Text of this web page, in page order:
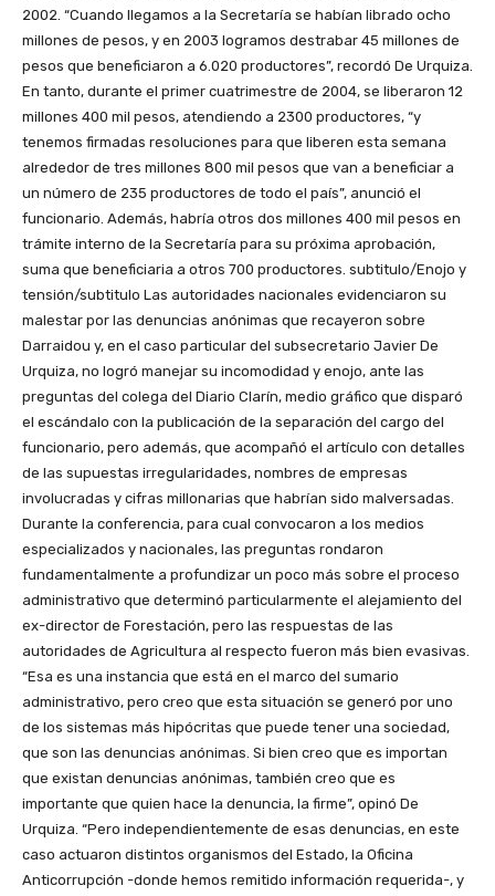
2002. “Cuando llegamos a la Secretaría se habían librado ocho
millones de pesos, y en 2003 logramos destrabar 45 millones de
pesos que beneficiaron a 6.020 productores”, recordó De Urquiza.
En tanto, durante el primer cuatrimestre de 2004, se liberaron 12
millones 400 mil pesos, atendiendo a 2300 productores, “y
tenemos firmadas resoluciones para que liberen esta semana
alrededor de tres millones 800 mil pesos que van a beneficiar a
un número de 235 productores de todo el país”, anunció el
funcionario. Además, habría otros dos millones 400 mil pesos en
trámite interno de la Secretaría para su próxima aprobación,
suma que beneficiaria a otros 700 productores. subtitulo/Enojo y
tensión/subtitulo Las autoridades nacionales evidenciaron su
malestar por las denuncias anónimas que recayeron sobre
Darraidou y, en el caso particular del subsecretario Javier De
Urquiza, no logró manejar su incomodidad y enojo, ante las
preguntas del colega del Diario Clarín, medio gráfico que disparó
el escándalo con la publicación de la separación del cargo del
funcionario, pero además, que acompañó el artículo con detalles
de las supuestas irregularidades, nombres de empresas
involucradas y cifras millonarias que habrían sido malversadas.
Durante la conferencia, para cual convocaron a los medios
especializados y nacionales, las preguntas rondaron
fundamentalmente a profundizar un poco más sobre el proceso
administrativo que determinó particularmente el alejamiento del
ex-director de Forestación, pero las respuestas de las
autoridades de Agricultura al respecto fueron más bien evasivas.
“Esa es una instancia que está en el marco del sumario
administrativo, pero creo que esta situación se generó por uno
de los sistemas más hipócritas que puede tener una sociedad,
que son las denuncias anónimas. Si bien creo que es importan
que existan denuncias anónimas, también creo que es
importante que quien hace la denuncia, la firme”, opinó De
Urquiza. “Pero independientemente de esas denuncias, en este
caso actuaron distintos organismos del Estado, la Oficina
Anticorrupción -donde hemos remitido información requerida-, y